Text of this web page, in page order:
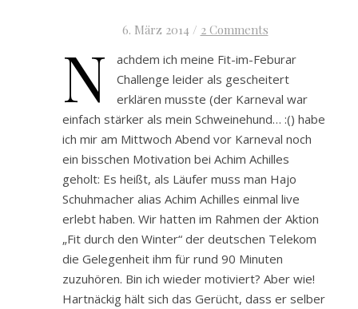
6. März 2014 / 2 Comments
N
achdem ich meine Fit-im-Feburar
Challenge leider als gescheitert
erklären musste (der Karneval war
einfach stärker als mein Schweinehund… :() habe
ich mir am Mittwoch Abend vor Karneval noch
ein bisschen Motivation bei Achim Achilles
geholt: Es heißt, als Läufer muss man Hajo
Schuhmacher alias Achim Achilles einmal live
erlebt haben. Wir hatten im Rahmen der Aktion
„Fit durch den Winter“ der deutschen Telekom
die Gelegenheit ihm für rund 90 Minuten
zuzuhören. Bin ich wieder motiviert? Aber wie!
Hartnäckig hält sich das Gerücht, dass er selber